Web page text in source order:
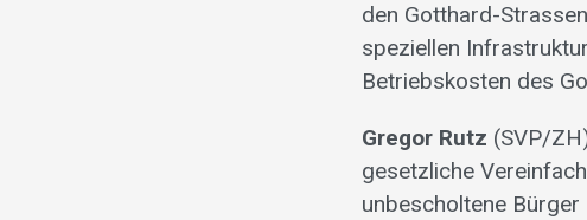
den Gotthard-
speziellen
Betriebskosten des
Gregor Rutz (SVP/
gesetzliche
unbescholtene